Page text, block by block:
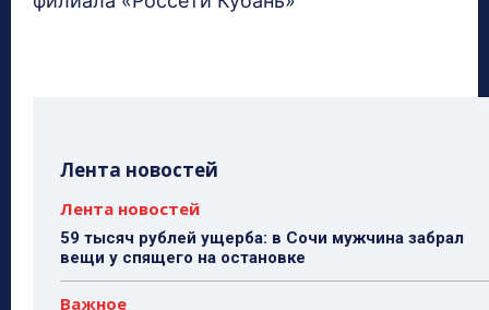
Лента новостей
Лента новостей
59 тысяч рублей ущерба: в Сочи мужчина забрал
вещи у спящего на остановке
Важное